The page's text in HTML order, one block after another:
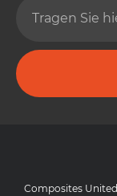
Composites